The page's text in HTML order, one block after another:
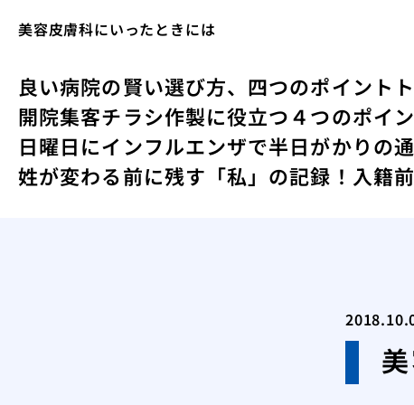
美容皮膚科にいったときには
良い病院の賢い選び方、四つのポイント
開院集客チラシ作製に役立つ４つのポイ
日曜日にインフルエンザで半日がかりの
姓が変わる前に残す「私」の記録！入籍